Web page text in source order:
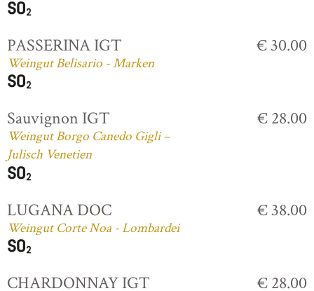
PASSERINA IGT
Weingut Belisario - Marken
€ 30.00
Sauvignon IGT
Weingut Borgo Canedo Gigli –
Julisch Venetien
€ 28.00
LUGANA DOC
Weingut Corte Noa - Lombardei
€ 38.00
CHARDONNAY IGT € 28.00